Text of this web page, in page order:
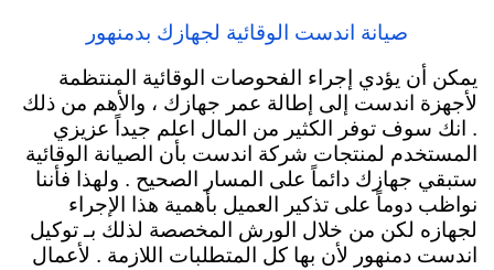
صيانة اندست الوقائية لجهازك بدمنهور
يمكن أن يؤدي إجراء الفحوصات الوقائية المنتظمة
لأجهزة اندست إلى إطالة عمر جهازك ، والأهم من ذلك
. انك سوف توفر الكثير من المال اعلم جيداً عزيزي
المستخدم لمنتجات شركة اندست بأن الصيانة الوقائية
ستبقي جهازك دائماً على المسار الصحيح . ولهذا فأننا
نواظب دوماً على تذكير العميل بأهمية هذا الإجراء
لجهازه لكن من خلال الورش المخصصة لذلك بـ توكيل
اندست دمنهور لأن بها كل المتطلبات اللازمة . لأعمال